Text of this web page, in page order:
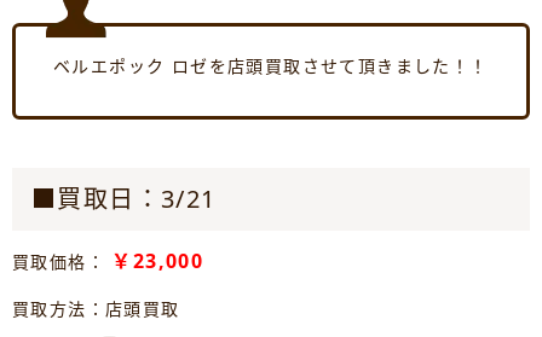
ベルエポック ロゼを店頭買取させて頂きました！！
■買取日：3/21
買取価格： ￥23,000
買取方法：店頭買取